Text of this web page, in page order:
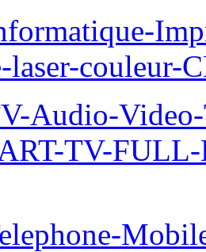
laser-couleur-
Audio-
TV-